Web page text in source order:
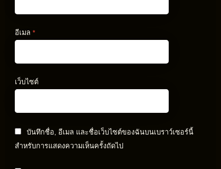
อีเมล *
เว็บไซต์
บันทึกชื่อ, อีเมล และชื่อเว็บไซต์ของฉันบนเบราว์เซอร์นี้
สำหรับการแสดงความเห็นครั้งถัดไป